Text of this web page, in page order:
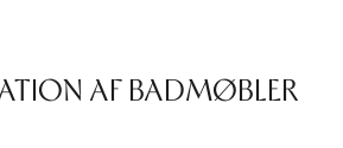
AF BADMØBLER